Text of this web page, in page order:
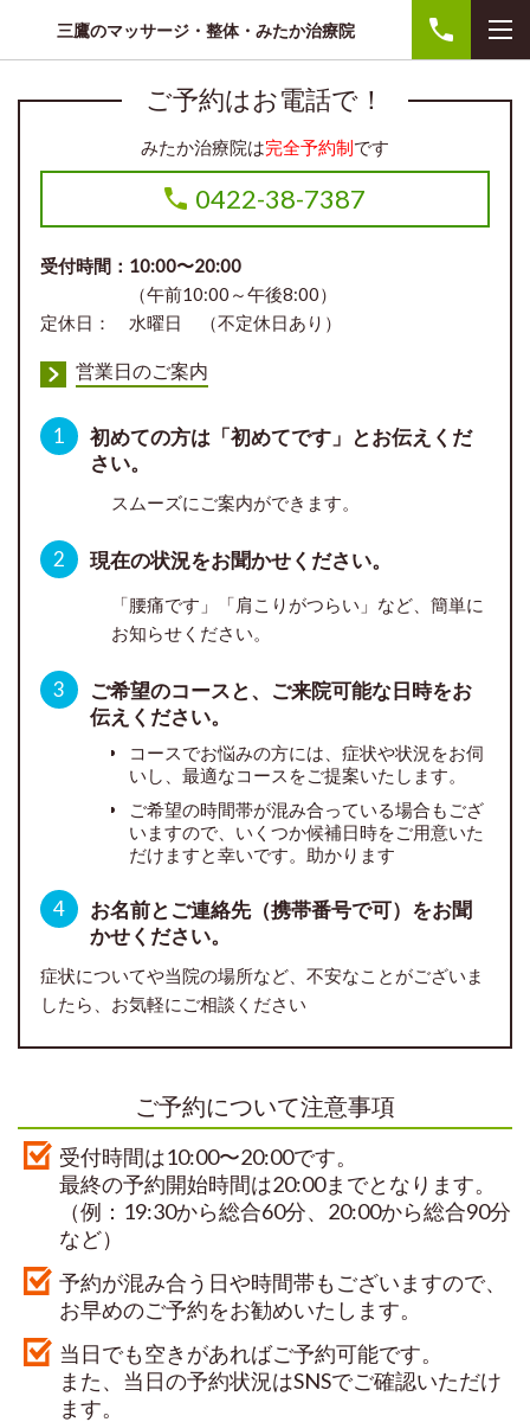
三鷹のマッサージ・整体・みたか治療院
ご予約はお電話で！
みたか治療院は完全予約制です
0422-38-7387
受付時間：10:00〜20:00
（午前10:00～午後8:00）
定休日： 水曜日 （不定休日あり）
営業日のご案内
1
初めての方は「初めてです」とお伝えくだ
さい。
スムーズにご案内ができます。
2 現在の状況をお聞かせください。
「腰痛です」「肩こりがつらい」など、簡単に
お知らせください。
3
ご希望のコースと、ご来院可能な日時をお
伝えください。
コースでお悩みの方には、症状や状況をお伺
いし、最適なコースをご提案いたします。
ご希望の時間帯が混み合っている場合もござ
いますので、いくつか候補日時をご用意いた
だけますと幸いです。助かります
4
お名前とご連絡先（携帯番号で可）をお聞
かせください。
症状についてや当院の場所など、不安なことがございま
したら、お気軽にご相談ください
ご予約について注意事項
受付時間は10:00〜20:00です。
最終の予約開始時間は20:00までとなります。
（例：19:30から総合60分、20:00から総合90分
など）
予約が混み合う日や時間帯もございますので、
お早めのご予約をお勧めいたします。
当日でも空きがあればご予約可能です。
また、当日の予約状況はSNSでご確認いただけ
ます。